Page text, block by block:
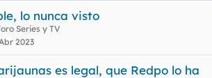
lo nunca visto
Series y TV
2023
es legal, que Redpo lo ha